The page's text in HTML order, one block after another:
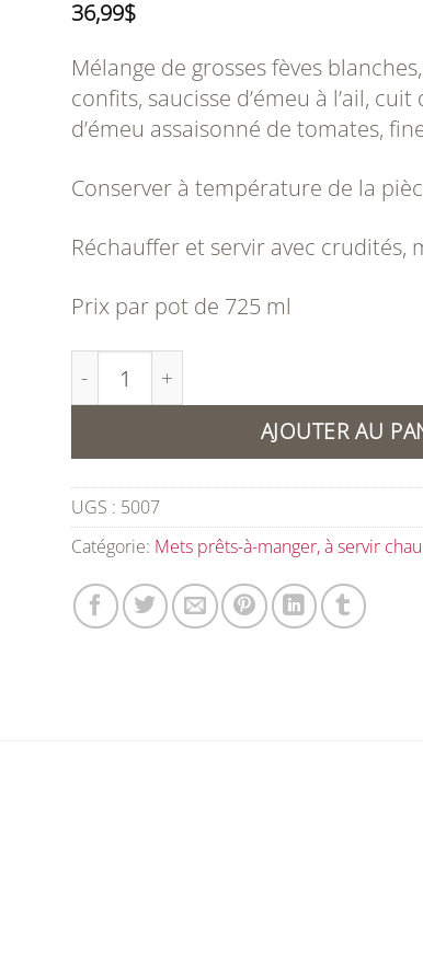
36,99$
Mélange de grosses fèves
confits, saucisse d’émeu à l’ail,
d’émeu assaisonné de tomates,
Conserver à température de la
Réchauffer et servir avec crudités,
Prix par pot de 725 ml
quantité de Cassoulet supérieur à
AJOUTER AU
UGS : 5007
Catégorie: Mets prêts-à-manger, à servir